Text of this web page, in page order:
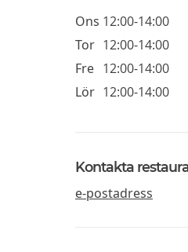
Ons 12:00-14:00
Tor 12:00-14:00
Fre 12:00-14:00
Lör 12:00-14:00
Kontakta
e-postadress